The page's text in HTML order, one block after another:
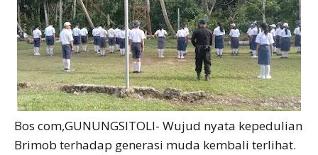
Bos com,GUNUNGSITOLI- Wujud nyata kepedulian
Brimob terhadap generasi muda kembali terlihat.